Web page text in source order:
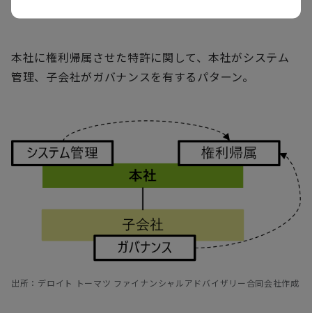
本社に権利帰属させた特許に関して、本社がシステム
管理、子会社がガバナンスを有するパターン。
出所：デロイト トーマツ ファイナンシャルアドバイザリー合同会社作成